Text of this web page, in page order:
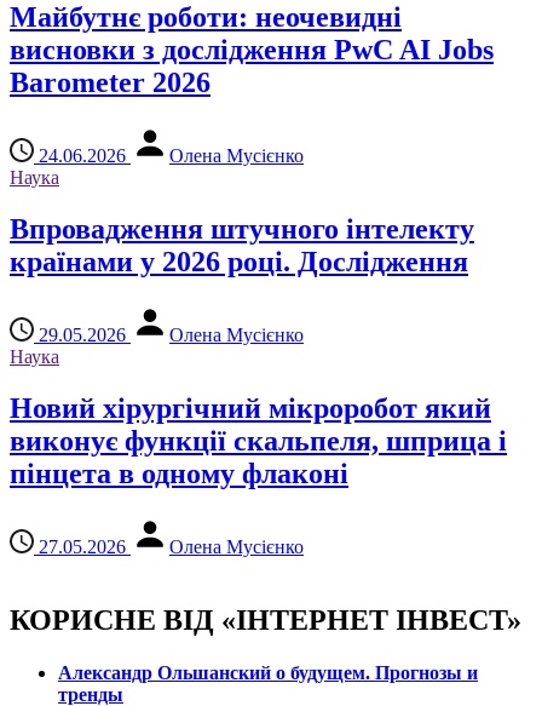
Майбутнє роботи: неочевидні
висновки з дослідження PwC AI Jobs
Barometer 2026
24.06.2026
Олена Мусієнко
Наука
Впровадження штучного інтелекту
країнами у 2026 році. Дослідження
29.05.2026
Олена Мусієнко
Наука
Новий хірургічний мікроробот який
виконує функції скальпеля, шприца і
пінцета в одному флаконі
27.05.2026 Олена Мусієнко
КОРИСНЕ ВІД «ІНТЕРНЕТ ІНВЕСТ»
Александр Ольшанский о будущем. Прогнозы и
тренды